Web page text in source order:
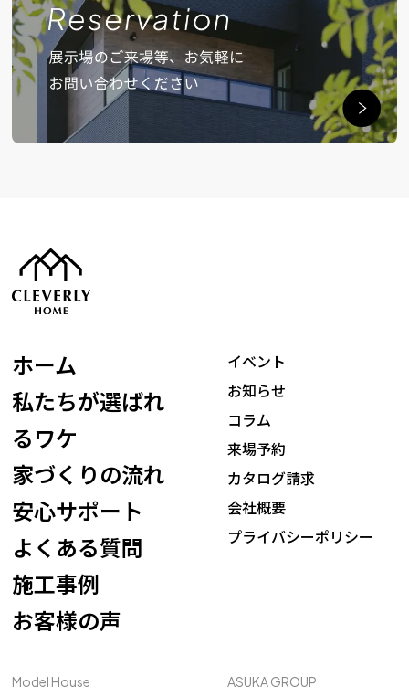
ホーム
私たちが選ばれ
るワケ
家づくりの流れ
安心サポート
よくある質問
施工事例
お客様の声
イベント
お知らせ
コラム
来場予約
カタログ請求
会社概要
プライバシーポリシー
Model House ASUKA GROUP